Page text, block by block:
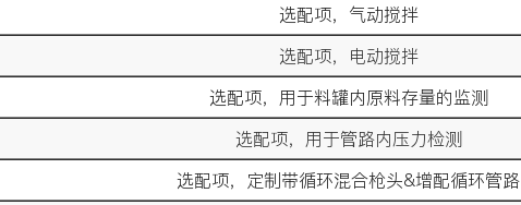
选配项，气动搅拌
选配项，电动搅拌
选配项，用于料罐内原料存量的监测
选配项，用于管路内压力检测
选配项，定制带循环混合枪头&增配循环管路